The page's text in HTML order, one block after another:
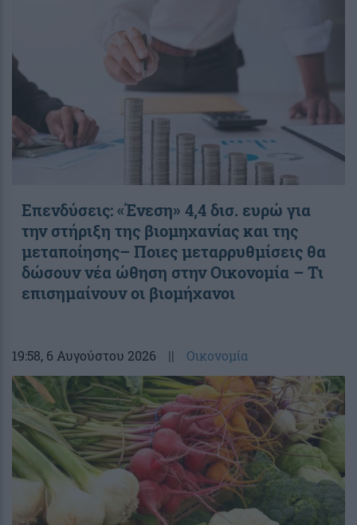
Επενδύσεις: «Ένεση» 4,4 δισ. ευρώ για
την στήριξη της βιομηχανίας και της
μεταποίησης– Ποιες μεταρρυθμίσεις θα
δώσουν νέα ώθηση στην Οικονομία – Τι
επισημαίνουν οι βιομήχανοι
19:58, 6 Αυγούστου 2026 || Οικονομία